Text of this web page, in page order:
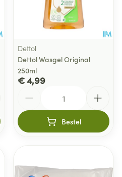
Dettol
Dettol Wasgel Original
250ml
€ 4,99
Bestel